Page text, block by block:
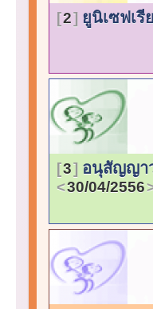
2 ยูนิเซฟเ
3 อนุสัญญา
30/04/2556